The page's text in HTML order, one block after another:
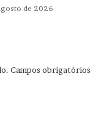
de 2026
Campos obrigatórios